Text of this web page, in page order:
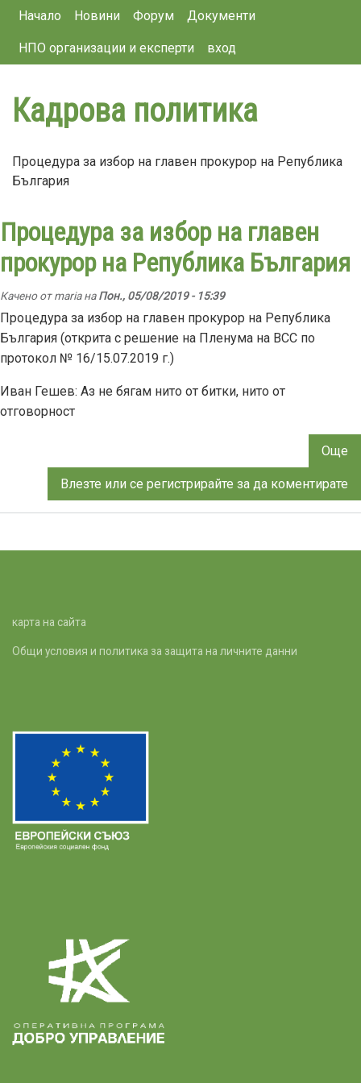
Премини
основното
Main navigation
Начало Новини Форум Документи
НПО организации и експерти вход
Кадрова политика
Процедура за избор на главен прокурор на Република
България
Процедура за избор на главен
прокурор на Република България
Качено отmariaнаПон., 05/08/2019 - 15:39
Процедура за избор на главен прокурор на Република
България (открита с решение на Пленума на ВСС по
протокол № 16/15.07.2019 г.)
Иван Гешев: Аз не бягам нито от битки, нито от
отговорност
Още
Влезте или се регистрирайте за да коментирате
карта на сайта
Общи условия и политика за защита на личните данни